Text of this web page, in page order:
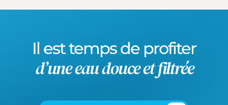
Il est temps de profiter
d’une eau douce et filtrée